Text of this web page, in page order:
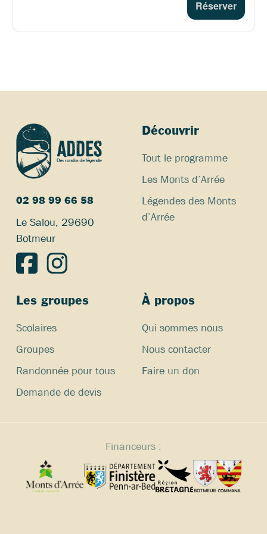
é
n
t
i
Réserver
02 98 99 66 58
Le Salou, 29690
Botmeur
Découvrir
Tout le programme
Les Monts d’Arrée
Légendes des Monts
d’Arrée
Les groupes
Scolaires
Groupes
Randonnée pour tous
Demande de devis
À propos
Qui sommes nous
Nous contacter
Faire un don
Financeurs :